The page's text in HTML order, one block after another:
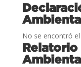
No se encontró